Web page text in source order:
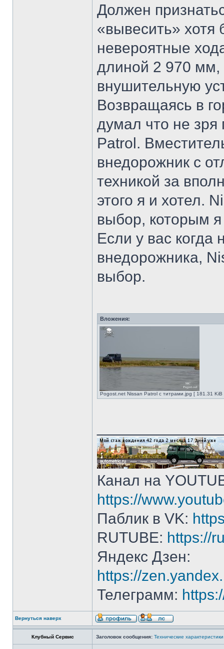
Должен
«вывесить» хотя
невероятные
длиной 2 970 мм,
внушительную
Возвращаясь в
думал что не
Patrol.
внедорожник с
техникой за
этого я и хотел.
выбор, которым
Если у вас когда
внедорожника,
выбор.
Вложения:
Pogost.net Nissan Patrol с титрами.jpg [ 181.31
Канал на
https://
Паблик в VK:
RUTUBE: https://
Яндекс Дзен:
https://
Телеграмм:
Вернуться наверх
Клубный Сервис Заголовок сообщения: Технические характеристики